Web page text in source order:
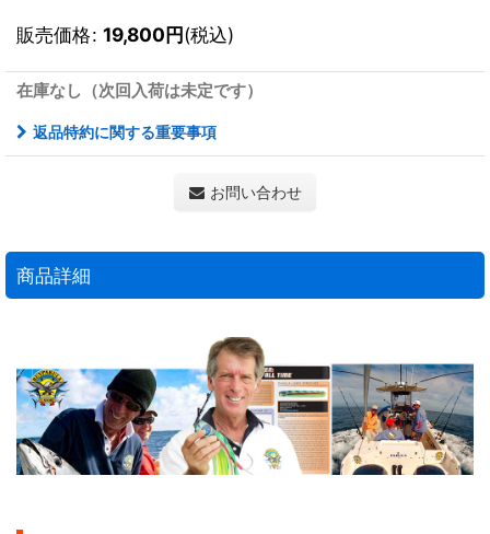
販売価格: 19,800円(税込)
在庫なし（次回入荷は未定です）
返品特約に関する重要事項
お問い合わせ
商品詳細